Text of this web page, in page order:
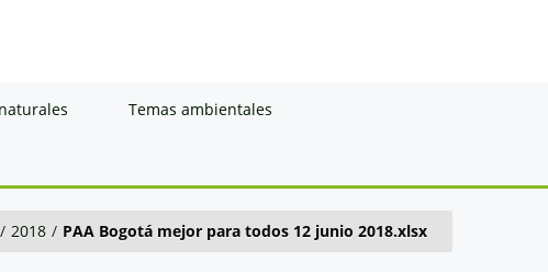
Temas ambientales
/ 2018 / PAA Bogotá mejor para todos 12 junio 2018.xlsx